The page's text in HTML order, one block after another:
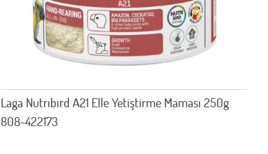
Laga Nutrıbırd A21 Elle Yetiştirme Maması 250g
808-422173